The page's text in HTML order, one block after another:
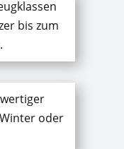
bis zum
oder